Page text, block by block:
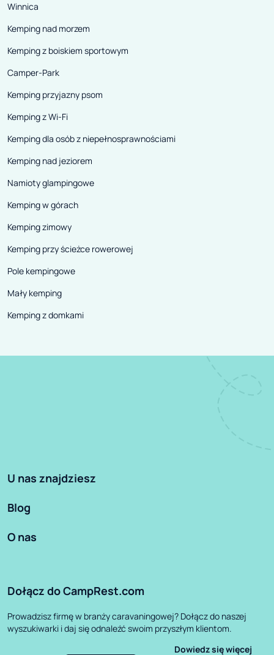
Winnica
Kemping nad morzem
Kemping z boiskiem sportowym
Camper-Park
Kemping przyjazny psom
Kemping z Wi-Fi
Kemping dla osób z niepełnosprawnościami
Kemping nad jeziorem
Namioty glampingowe
Kemping w górach
Kemping zimowy
Kemping przy ścieżce rowerowej
Pole kempingowe
Mały kemping
Kemping z domkami
U nas znajdziesz
Blog
O nas
Dołącz do CampRest.com
Prowadzisz firmę w branży caravaningowej? Dołącz do naszej
wyszukiwarki i daj się odnaleźć swoim przyszłym klientom.
Dowiedz się więcej